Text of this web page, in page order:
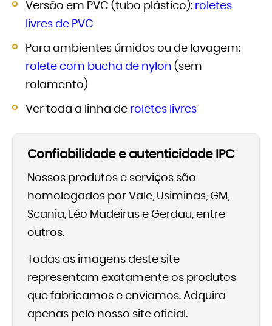
Versão em PVC (tubo plástico): roletes
livres de PVC
Para ambientes úmidos ou de lavagem:
rolete com bucha de nylon (sem
rolamento)
Ver toda a linha de roletes livres
Confiabilidade e autenticidade IPC
Nossos produtos e serviços são
homologados por Vale, Usiminas, GM,
Scania, Léo Madeiras e Gerdau, entre
outros.
Todas as imagens deste site
representam exatamente os produtos
que fabricamos e enviamos. Adquira
apenas pelo nosso site oficial.